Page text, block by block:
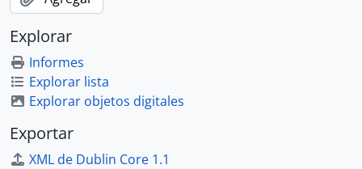
Explorar
Informes
Explorar lista
Explorar objetos digitales
Exportar
XML de Dublin Core 1.1